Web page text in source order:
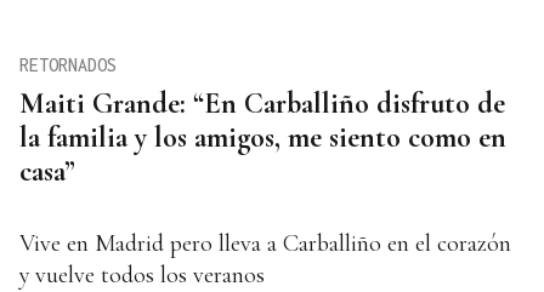
Maiti Grande: “En Carballiño disfruto de
la familia y los amigos, me siento como en
casa”
RETORNADOS
Vive en Madrid pero lleva a Carballiño en el corazón
y vuelve todos los veranos